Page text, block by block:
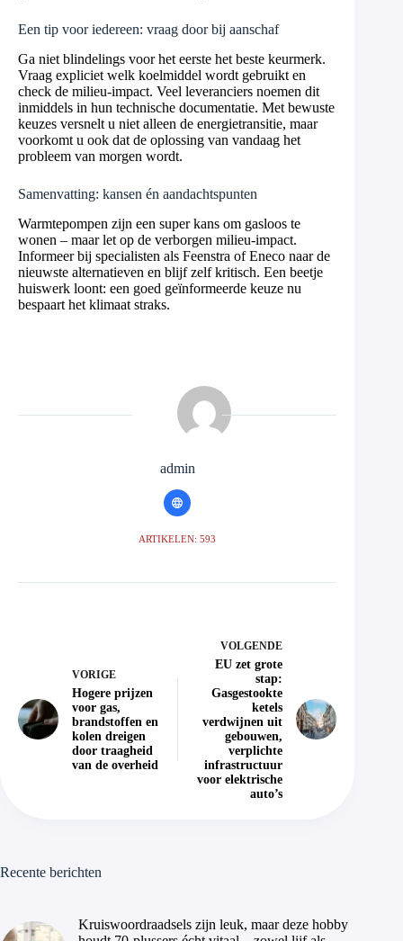
Een tip voor iedereen: vraag door bij aanschaf
Ga niet blindelings voor het eerste het beste keurmerk.
Vraag expliciet welk koelmiddel wordt gebruikt en
check de milieu-impact. Veel leveranciers noemen dit
inmiddels in hun technische documentatie. Met bewuste
keuzes versnelt u niet alleen de energietransitie, maar
voorkomt u ook dat de oplossing van vandaag het
probleem van morgen wordt.
Samenvatting: kansen én aandachtspunten
Warmtepompen zijn een super kans om gasloos te
wonen – maar let op de verborgen milieu-impact.
Informeer bij specialisten als Feenstra of Eneco naar de
nieuwste alternatieven en blijf zelf kritisch. Een beetje
huiswerk loont: een goed geïnformeerde keuze nu
bespaart het klimaat straks.
admin
ARTIKELEN: 593
VORIGE
Hogere prijzen
voor gas,
brandstoffen en
kolen dreigen
door traagheid
van de overheid
VOLGENDE
EU zet grote
stap:
Gasgestookte
ketels
verdwijnen uit
gebouwen,
verplichte
infrastructuur
voor elektrische
auto’s
Recente berichten
Kruiswoordraadsels zijn leuk, maar deze hobby